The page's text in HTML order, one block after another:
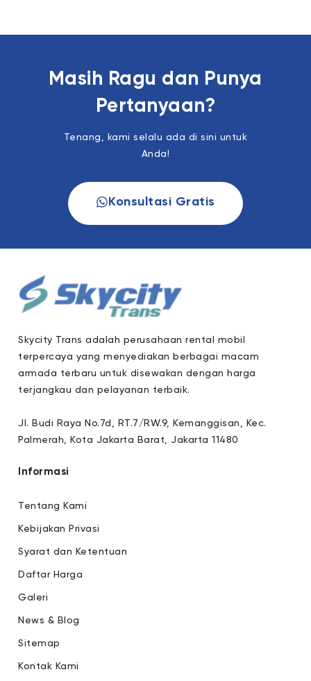
Masih Ragu dan Punya
Pertanyaan?
Tenang, kami selalu ada di sini untuk
Anda!
Konsultasi Gratis
Skycity Trans adalah perusahaan rental mobil
terpercaya yang menyediakan berbagai macam
armada terbaru untuk disewakan dengan harga
terjangkau dan pelayanan terbaik.
Jl. Budi Raya No.7d, RT.7/RW.9, Kemanggisan, Kec.
Palmerah, Kota Jakarta Barat, Jakarta 11480
Informasi
Tentang Kami
Kebijakan Privasi
Syarat dan Ketentuan
Daftar Harga
Galeri
News & Blog
Sitemap
Kontak Kami